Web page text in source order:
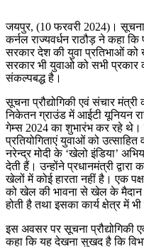
जयपुर, (10 फरवरी 2024)। सूचना
कर्नल राज्यवर्धन राठौड़ ने कहा
सरकार देश की युवा प्रतिभाओं को
सरकार भी युवाओ को सभी
संकल्पबद्ध है।
सूचना प्रौद्योगिकी एवं संचार मंत्री
निकेतन ग्राउंड में आईटी यूनियन
गेम्स 2024 का शुभारंभ कर रहे
प्रतियोगिताएं युवाओं को
नरेन्द्र मोदी के ‘खेलो इंडिया’
देती हैं। उन्होंने प्रधानमंत्री
खेलों में कोई हारता नहीं है। एक
को खेल की भावना से खेल के
होती है तथा इसका कार्य क्षेत्र में
इस अवसर पर सूचना
कहा कि यह देखना सुखद है कि